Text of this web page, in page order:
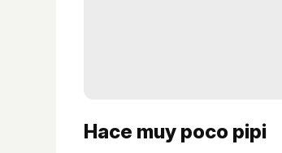
Hace muy poco pipi